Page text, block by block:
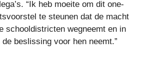
“Ik heb moeite om dit one-
te steunen dat de macht
schooldistricten wegneemt en in
beslissing voor hen neemt.”